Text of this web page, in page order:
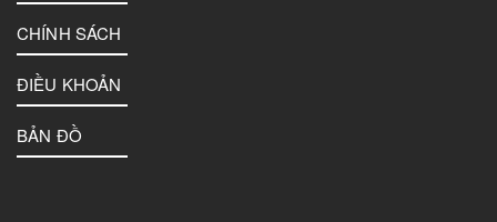
CHÍNH SÁCH
ĐIỀU KHOẢN
BẢN ĐỒ